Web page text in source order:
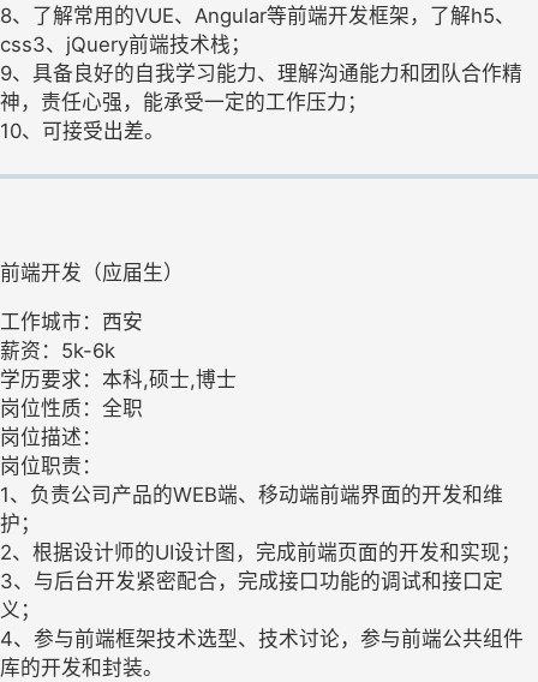
8、了解常用的VUE、Angular等前端开发框架，了解h5、
css3、jQuery前端技术栈；
9、具备良好的自我学习能力、理解沟通能力和团队合作精
神，责任心强，能承受一定的工作压力；
10、可接受出差。
前端开发（应届生）
工作城市：西安
薪资：5k-6k
学历要求：本科,硕士,博士
岗位性质：全职
岗位描述：
岗位职责：
1、负责公司产品的WEB端、移动端前端界面的开发和维
护；
2、根据设计师的UI设计图，完成前端页面的开发和实现；
3、与后台开发紧密配合，完成接口功能的调试和接口定
义；
4、参与前端框架技术选型、技术讨论，参与前端公共组件
库的开发和封装。